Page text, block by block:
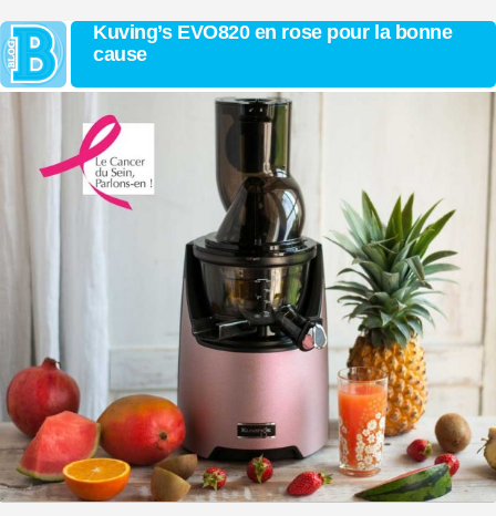
Kuving’s EVO820 en rose pour la bonne
cause